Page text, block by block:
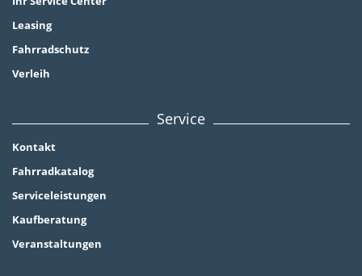
Leasing
Fahrradschutz
Verleih
Service
Kontakt
Fahrradkatalog
Serviceleistungen
Kaufberatung
Veranstaltungen